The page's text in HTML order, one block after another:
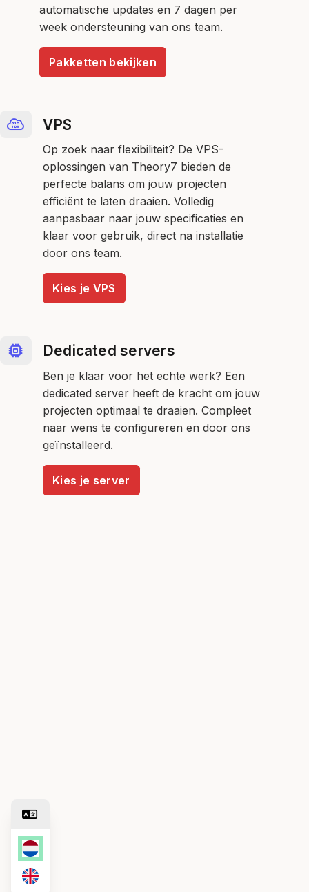
automatische updates en 7 dagen per
week ondersteuning van ons team.
Pakketten bekijken
VPS
Op zoek naar flexibiliteit? De VPS-
oplossingen van Theory7 bieden de
perfecte balans om jouw projecten
efficiënt te laten draaien. Volledig
aanpasbaar naar jouw specificaties en
klaar voor gebruik, direct na installatie
door ons team.
Kies je VPS
Dedicated servers
Ben je klaar voor het echte werk? Een
dedicated server heeft de kracht om jouw
projecten optimaal te draaien. Compleet
naar wens te configureren en door ons
geïnstalleerd.
Kies je server